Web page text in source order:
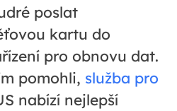
poslat
kartu do
pro obnovu dat.
pomohli, služba pro
nabízí nejlepší